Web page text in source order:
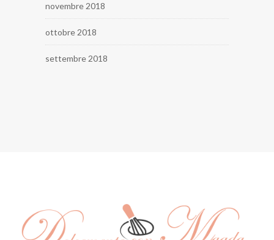
novembre 2018
ottobre 2018
settembre 2018